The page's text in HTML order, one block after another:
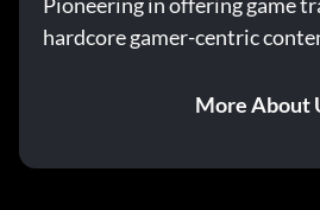
hardcore gamer-centric
More About